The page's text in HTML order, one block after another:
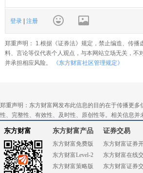
登录 | 注册
郑重声明： 1.根据《证券法》规定，禁止编造、传
料、言论等仅代表个人观点，与本网站立场无关，
并承担相应风险。
《东方财富社区管理规定》
郑重声明：东方财富网发布此信息的目的在于传播更
性、完整性、有效性、及时性、原创性等。相关信息
东方财富 东方财富产品
东方财富免费版
东方财富Level-2
东方财富策略版
证券交易
东方财富证券
东方财富在线
东方财富证券